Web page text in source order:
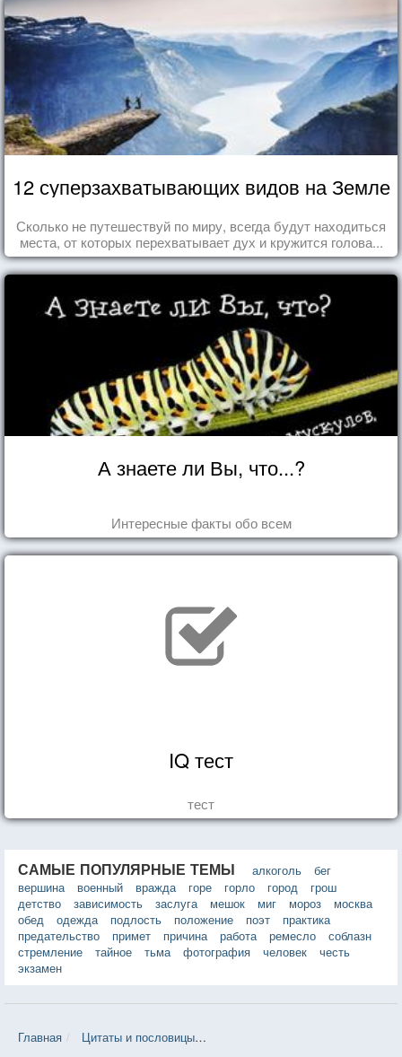
12 суперзахватывающих видов на Земле
Сколько не путешествуй по миру, всегда будут находиться
места, от которых перехватывает дух и кружится голова...
А знаете ли Вы, что...?
Интересные факты обо всем
IQ тест
тест
САМЫЕ ПОПУЛЯРНЫЕ ТЕМЫ алкоголь
бег
вершина
военный вражда горе горло город
грош
детство
зависимость заслуга мешок миг мороз
москва
обед
одежда подлость положение поэт
практика
предательство
примет причина работа ремесло
соблазн
стремление
тайное тьма фотография человек
честь
экзамен
Главная Цитаты и пословицы